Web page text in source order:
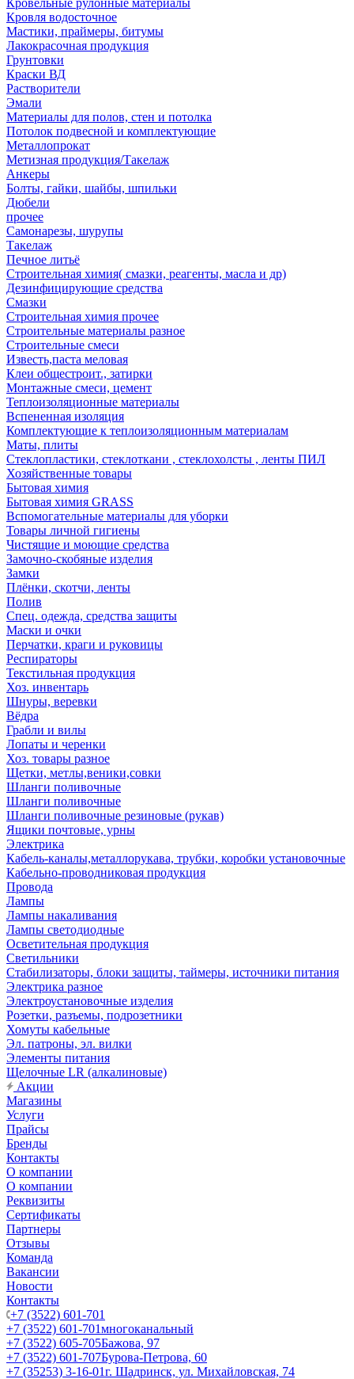
Кровельные рулонные материалы
Кровля водосточное
Мастики, праймеры, битумы
Лакокрасочная продукция
Грунтовки
Краски ВД
Растворители
Эмали
Материалы для полов, стен и потолка
Потолок подвесной и комплектующие
Металлопрокат
Метизная продукция/Такелаж
Анкеры
Болты, гайки, шайбы, шпильки
Дюбели
прочее
Самонарезы, шурупы
Такелаж
Печное литьё
Строительная химия( смазки, реагенты, масла и др)
Дезинфицирующие средства
Смазки
Строительная химия прочее
Строительные материалы разное
Строительные смеси
Известь,паста меловая
Клеи общестроит., затирки
Монтажные смеси, цемент
Теплоизоляционные материалы
Вспененная изоляция
Комплектующие к теплоизоляционным материалам
Маты, плиты
Стеклопластики, стеклоткани , стеклохолсты , ленты ПИЛ
Хозяйственные товары
Бытовая химия
Бытовая химия GRASS
Вспомогательные материалы для уборки
Товары личной гигиены
Чистящие и моющие средства
Замочно-скобяные изделия
Замки
Плёнки, скотчи, ленты
Полив
Спец. одежда, средства защиты
Маски и очки
Перчатки, краги и руковицы
Респираторы
Текстильная продукция
Хоз. инвентарь
Шнуры, веревки
Вёдра
Грабли и вилы
Лопаты и черенки
Хоз. товары разное
Щетки, метлы,веники,совки
Шланги поливочные
Шланги поливочные
Шланги поливочные резиновые (рукав)
Ящики почтовые, урны
Электрика
Кабель-каналы,металлорукава, трубки, коробки установочные
Кабельно-проводниковая продукция
Провода
Лампы
Лампы накаливания
Лампы светодиодные
Осветительная продукция
Светильники
Стабилизаторы, блоки защиты, таймеры, источники питания
Электрика разное
Электроустановочные изделия
Розетки, разъемы, подрозетники
Хомуты кабельные
Эл. патроны, эл. вилки
Элементы питания
Щелочные LR (алкалиновые)
Акции
Магазины
Услуги
Прайсы
Бренды
Контакты
О компании
О компании
Реквизиты
Сертификаты
Партнеры
Отзывы
Команда
Вакансии
Новости
Контакты
+7 (3522) 601-701
+7 (3522) 601-701многоканальный
+7 (3522) 605-705Бажова, 97
+7 (3522) 601-707Бурова-Петрова, 60
+7 (35253) 3-16-01г. Шадринск, ул. Михайловская, 74